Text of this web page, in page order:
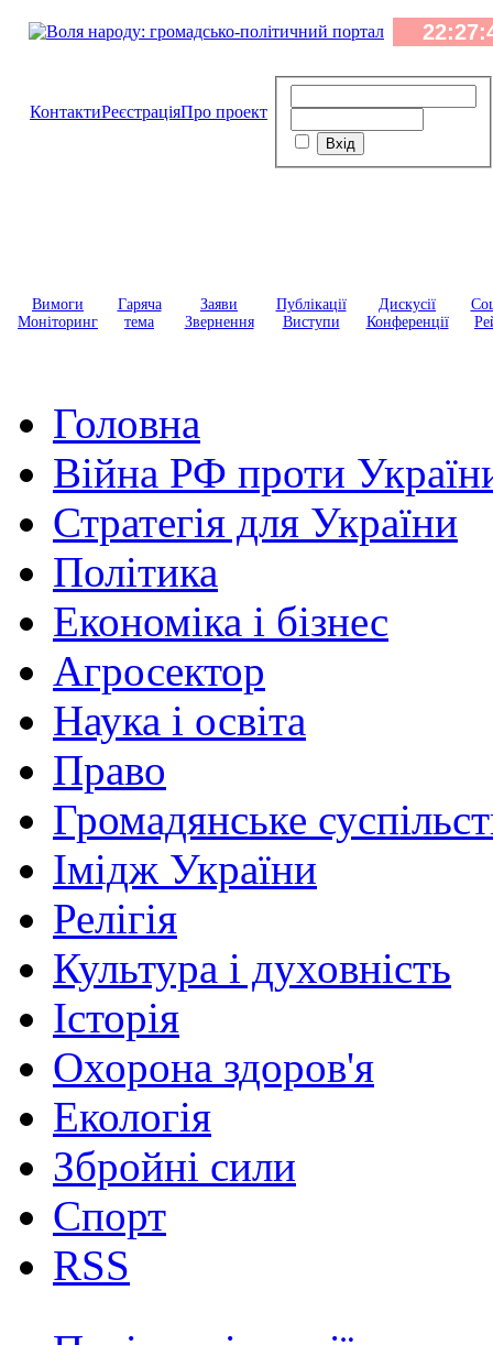
КонтактиРеєстраціяПро проект
Вимоги
Моніторинг
Гаряча
тема
Заяви
Звернення
Публікації
Виступи
Дискусії
Конференції
Головна
Війна РФ проти
Стратегія для України
Політика
Економіка і бізнес
Агросектор
Наука і освіта
Право
Громадянське
Імідж України
Релігія
Культура і духовність
Історія
Охорона здоров'я
Екологія
Збройні сили
Спорт
RSS